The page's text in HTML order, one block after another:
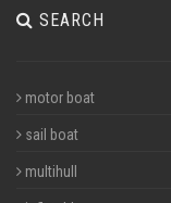
SEARCH
motor boat
sail boat
multihull